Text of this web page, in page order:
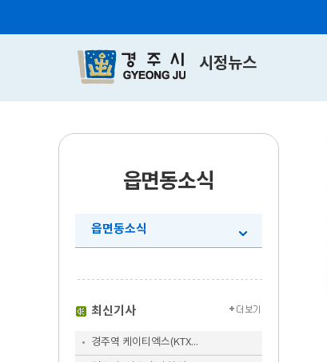
시정뉴스
읍면동소식
읍면동소식
최신기사
경주역 케이티엑스(KTX...